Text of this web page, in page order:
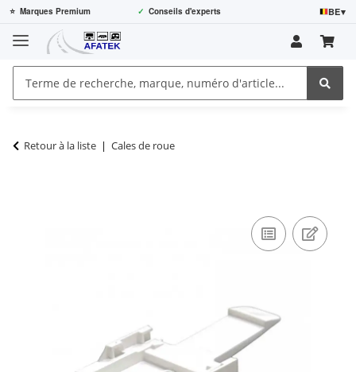
⭐ Marques Premium ✓ Conseils d'experts BE▾
Retour à la liste Cales de roue